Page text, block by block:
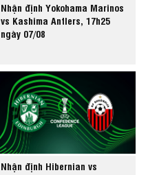
Nhận định Yokohama Marinos
vs Kashima Antlers, 17h25
ngày 07/08
Nhận định Hibernian vs